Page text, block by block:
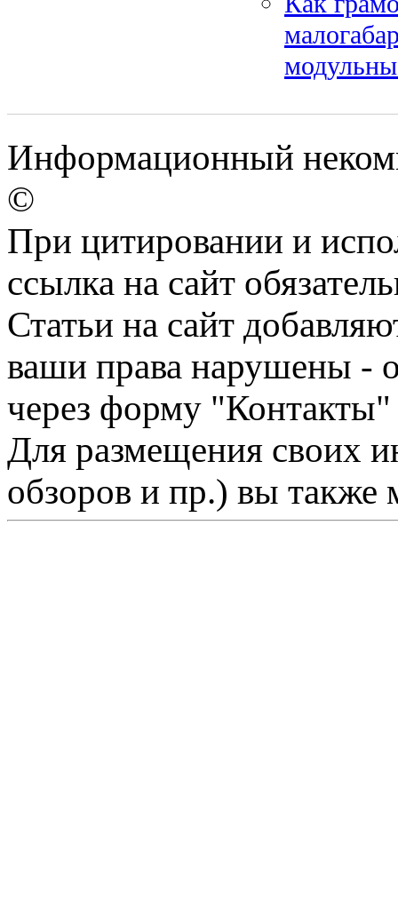
Информационный
©
При цитировании и
ссылка на сайт
Статьи на сайт
ваши права нарушены -
через форму "Контакты"
Для размещения своих
обзоров и пр.) вы также